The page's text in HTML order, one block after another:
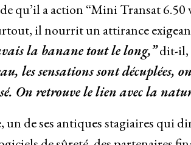
qu’il a action “Mini Transat
il nourrit un attirance
la banane tout le long,”dit-il,
les sensations sont décuplées,
On retrouve le lien avec la
un de ses antiques stagiaires qui